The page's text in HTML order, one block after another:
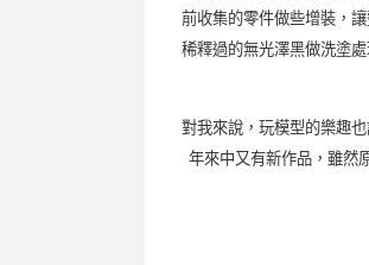
前收集的零件做些增裝，
稀釋過的無光澤黑做洗塗
對我來說，玩模型的樂趣
年來中又有新作品，雖然